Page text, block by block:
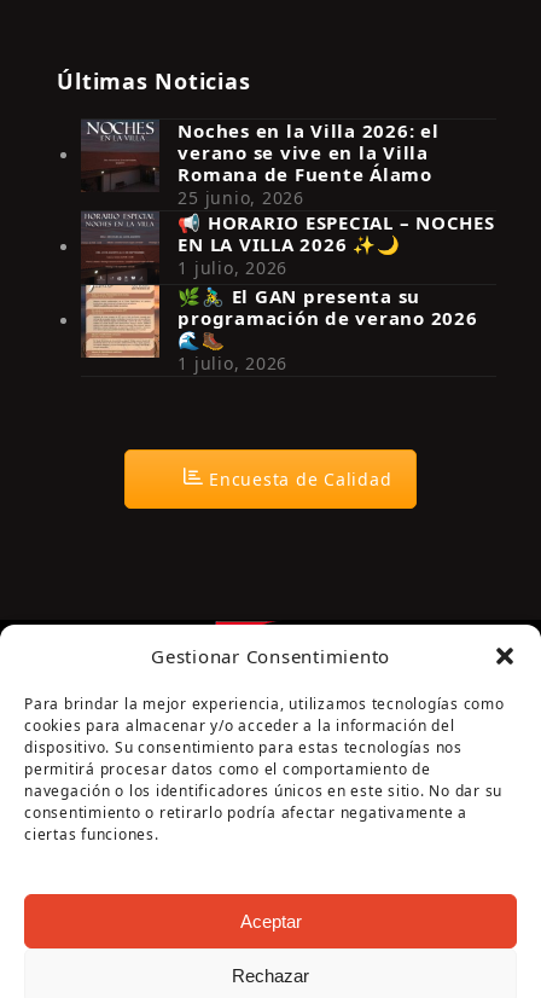
Gestionar Consentimiento
Para brindar la mejor experiencia, utilizamos tecnologías como
cookies para almacenar y/o acceder a la información del
dispositivo. Su consentimiento para estas tecnologías nos
permitirá procesar datos como el comportamiento de
navegación o los identificadores únicos en este sitio. No dar su
consentimiento o retirarlo podría afectar negativamente a
ciertas funciones.
Aceptar
Rechazar
Síguenos en Instagram
Últimas Noticias
Noches en la Villa 2026: el
verano se vive en la Villa
Romana de Fuente Álamo
25 junio, 2026
📢 HORARIO ESPECIAL – NOCHES
EN LA VILLA 2026 ✨🌙
1 julio, 2026
🌿🚴‍♂️ El GAN presenta su
programación de verano 2026
🌊🥾
1 julio, 2026
Encuesta de Calidad
Página cofinanciada por la Diputación de Córdoba